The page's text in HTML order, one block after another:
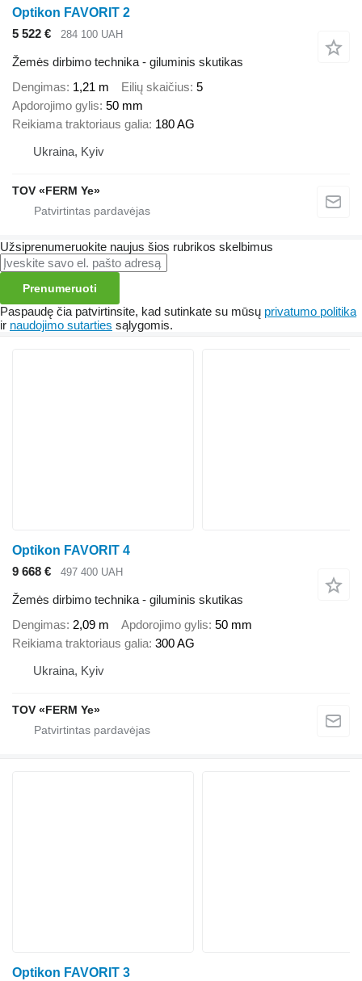
Optikon FAVORIT 2
5 522 €
284 100 UAH
Žemės dirbimo technika - giluminis skutikas
Dengimas 1,21 m Eilių skaičius 5
Apdorojimo gylis 50 mm
Reikiama traktoriaus galia 180 AG
Ukraina, Kyiv
TOV «FERM Ye»
Užsiprenumeruokite naujus šios rubrikos skelbimus
Prenumeruoti
Paspaudę čia patvirtinsite, kad sutinkate su mūsų privatumo politika
ir naudojimo sutarties sąlygomis.
Optikon FAVORIT 4
9 668 €
497 400 UAH
Žemės dirbimo technika - giluminis skutikas
Dengimas 2,09 m Apdorojimo gylis 50 mm
Reikiama traktoriaus galia 300 AG
Ukraina, Kyiv
TOV «FERM Ye»
Optikon FAVORIT 3